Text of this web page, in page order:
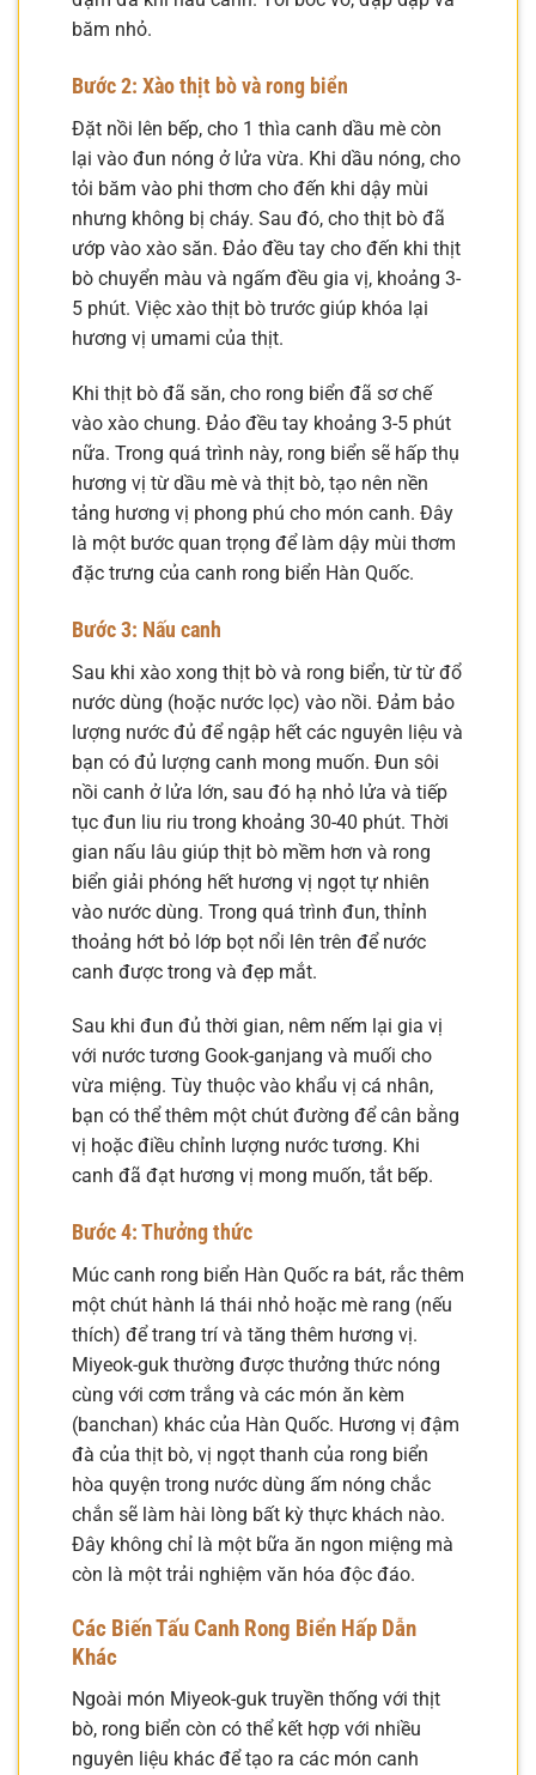
băm nhỏ.
Bước 2: Xào thịt bò và rong biển
Đặt nồi lên bếp, cho 1 thìa canh dầu mè còn
lại vào đun nóng ở lửa vừa. Khi dầu nóng, cho
tỏi băm vào phi thơm cho đến khi dậy mùi
nhưng không bị cháy. Sau đó, cho thịt bò đã
ướp vào xào săn. Đảo đều tay cho đến khi thịt
bò chuyển màu và ngấm đều gia vị, khoảng 3-
5 phút. Việc xào thịt bò trước giúp khóa lại
hương vị umami của thịt.
Khi thịt bò đã săn, cho rong biển đã sơ chế
vào xào chung. Đảo đều tay khoảng 3-5 phút
nữa. Trong quá trình này, rong biển sẽ hấp thụ
hương vị từ dầu mè và thịt bò, tạo nên nền
tảng hương vị phong phú cho món canh. Đây
là một bước quan trọng để làm dậy mùi thơm
đặc trưng của canh rong biển Hàn Quốc.
Bước 3: Nấu canh
Sau khi xào xong thịt bò và rong biển, từ từ đổ
nước dùng (hoặc nước lọc) vào nồi. Đảm bảo
lượng nước đủ để ngập hết các nguyên liệu và
bạn có đủ lượng canh mong muốn. Đun sôi
nồi canh ở lửa lớn, sau đó hạ nhỏ lửa và tiếp
tục đun liu riu trong khoảng 30-40 phút. Thời
gian nấu lâu giúp thịt bò mềm hơn và rong
biển giải phóng hết hương vị ngọt tự nhiên
vào nước dùng. Trong quá trình đun, thỉnh
thoảng hớt bỏ lớp bọt nổi lên trên để nước
canh được trong và đẹp mắt.
Sau khi đun đủ thời gian, nêm nếm lại gia vị
với nước tương Gook-ganjang và muối cho
vừa miệng. Tùy thuộc vào khẩu vị cá nhân,
bạn có thể thêm một chút đường để cân bằng
vị hoặc điều chỉnh lượng nước tương. Khi
canh đã đạt hương vị mong muốn, tắt bếp.
Bước 4: Thưởng thức
Múc canh rong biển Hàn Quốc ra bát, rắc thêm
một chút hành lá thái nhỏ hoặc mè rang (nếu
thích) để trang trí và tăng thêm hương vị.
Miyeok-guk thường được thưởng thức nóng
cùng với cơm trắng và các món ăn kèm
(banchan) khác của Hàn Quốc. Hương vị đậm
đà của thịt bò, vị ngọt thanh của rong biển
hòa quyện trong nước dùng ấm nóng chắc
chắn sẽ làm hài lòng bất kỳ thực khách nào.
Đây không chỉ là một bữa ăn ngon miệng mà
còn là một trải nghiệm văn hóa độc đáo.
Các Biến Tấu Canh Rong Biển Hấp Dẫn
Khác
Ngoài món Miyeok-guk truyền thống với thịt
bò, rong biển còn có thể kết hợp với nhiều
nguyên liệu khác để tạo ra các món canh